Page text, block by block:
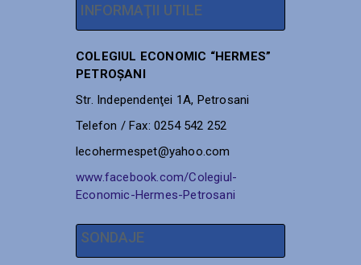
INFORMAŢII UTILE
COLEGIUL ECONOMIC “HERMES”
PETROŞANI
Str. Independenţei 1A, Petrosani
Telefon / Fax: 0254 542 252
lecohermespet@yahoo.com
www.facebook.com/Colegiul-
Economic-Hermes-Petrosani
SONDAJE